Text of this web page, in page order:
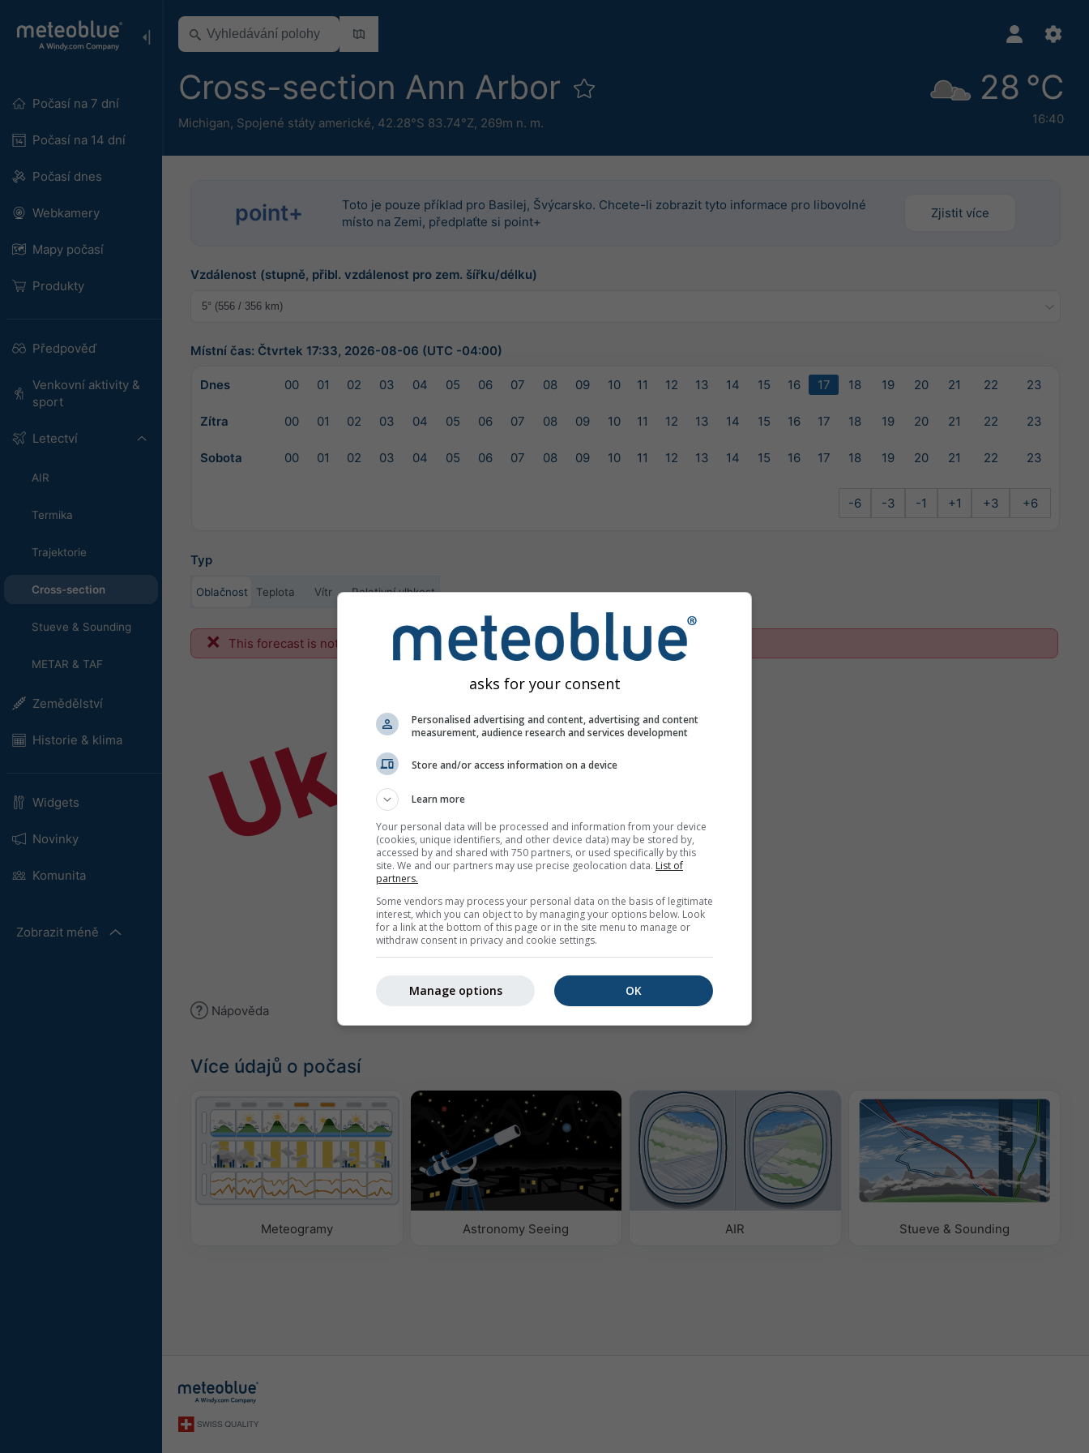
Počasí na 7 dní
Počasí na 14 dní
Počasí dnes
Webkamery
Mapy počasí
Produkty
Předpověď
Venkovní aktivity &
sport
Letectví
AIR
Termika
Trajektorie
Cross-section
Stueve & Sounding
METAR & TAF
Zemědělství
Historie & klima
Widgets
Novinky
Komunita
Zobrazit méně
Cross-section Ann Arbor
Michigan, Spojené státy americké, 42.28°S 83.74°Z, 269m n. m.
28 °C
16:40
point+
Toto je pouze příklad pro Basilej, Švýcarsko. Chcete-li zobrazit tyto informace pro libovolné
místo na Zemi, předplaťte si point+
Zjistit více
Vzdálenost (stupně, přibl. vzdálenost pro zem. šířku/délku)
Místní čas: Čtvrtek 17:33, 2026-08-06 (UTC -04:00)
Dnes 00 01 02 03 04 05 06 07 08 09 10 11 12 13 14 15 16 17 18 19 20 21 22 23
Zítra 00 01 02 03 04 05 06 07 08 09 10 11 12 13 14 15 16 17 18 19 20 21 22 23
Sobota 00 01 02 03 04 05 06 07 08 09 10 11 12 13 14 15 16 17 18 19 20 21 22 23
-6 -3 -1 +1 +3 +6
Typ
Oblačnost Teplota Vítr Relativní vlhkost
This forecast is not available for the selected location
Ukázka
Nápověda
Více údajů o počasí
Meteogramy Astronomy Seeing AIR Stueve & Sounding
asks for your consent
Personalised advertising and content, advertising and content
measurement, audience research and services development
Store and/or access information on a device
Learn more
Your personal data will be processed and information from your device
(cookies, unique identifiers, and other device data) may be stored by,
accessed by and shared with 750 partners, or used specifically by this
site. We and our partners may use precise geolocation data. List of
partners.
Some vendors may process your personal data on the basis of legitimate
interest, which you can object to by managing your options below. Look
for a link at the bottom of this page or in the site menu to manage or
withdraw consent in privacy and cookie settings.
OK
Manage options